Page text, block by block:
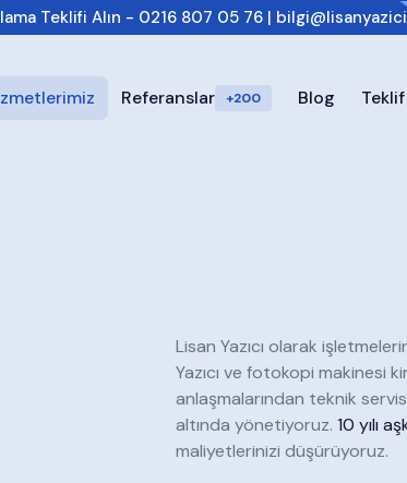
Teklifi Alın - 0216 807 05 76|
Referanslar +200 Blog
Lisan Yazıcı olarak
Yazıcı ve fotokopi makinesi
anlaşmalarından teknik
altında yönetiyoruz. 10 yılı
maliyetlerinizi düşürüyoruz.